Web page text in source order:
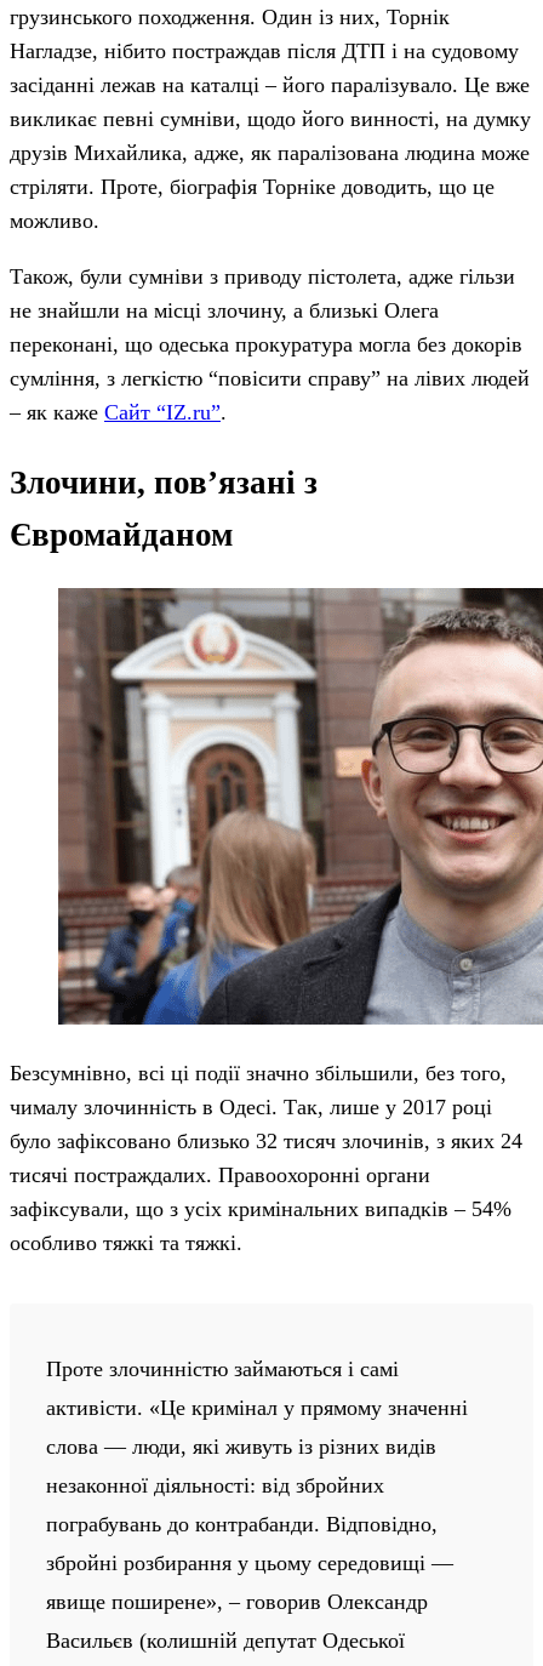
грузинського походження. Один із них, Торнік
Нагладзе, нібито постраждав після ДТП і на судовому
засіданні лежав на каталці – його паралізувало. Це вже
викликає певні сумніви, щодо його винності, на думку
друзів Михайлика, адже, як паралізована людина може
стріляти. Проте, біографія Торніке доводить, що це
можливо.
Також, були сумніви з приводу пістолета, адже гільзи
не знайшли на місці злочину, а близькі Олега
переконані, що одеська прокуратура могла без докорів
сумління, з легкістю “повісити справу” на лівих людей
– як каже Сайт “IZ.ru”.
Злочини, пов’язані з
Євромайданом
Безсумнівно, всі ці події значно збільшили, без того,
чималу злочинність в Одесі. Так, лише у 2017 році
було зафіксовано близько 32 тисяч злочинів, з яких 24
тисячі постраждалих. Правоохоронні органи
зафіксували, що з усіх кримінальних випадків – 54%
особливо тяжкі та тяжкі.
Проте злочинністю займаються і самі
активісти. «Це кримінал у прямому значенні
слова — люди, які живуть із різних видів
незаконної діяльності: від збройних
пограбувань до контрабанди. Відповідно,
збройні розбирання у цьому середовищі —
явище поширене», – говорив Олександр
Васильєв (колишній депутат Одеської